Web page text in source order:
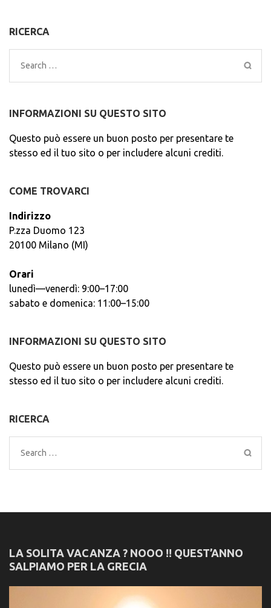
RICERCA
Search
for:
INFORMAZIONI SU QUESTO SITO
Questo può essere un buon posto per presentare te
stesso ed il tuo sito o per includere alcuni crediti.
COME TROVARCI
Indirizzo
P.zza Duomo 123
20100 Milano (MI)
Orari
lunedì—venerdì: 9:00–17:00
sabato e domenica: 11:00–15:00
INFORMAZIONI SU QUESTO SITO
Questo può essere un buon posto per presentare te
stesso ed il tuo sito o per includere alcuni crediti.
RICERCA
Search
for:
LA SOLITA VACANZA ? NOOO !! QUEST’ANNO
SALPIAMO PER LA GRECIA